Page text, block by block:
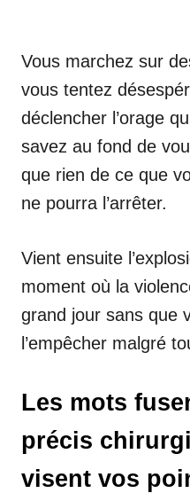
Vous marchez sur
vous tentez
déclencher l’orage
savez au fond de
que rien de ce que
ne pourra l’arrêter.
Vient ensuite
moment où la
grand jour sans que
l’empêcher malgré
Les mots
précis
visent vos